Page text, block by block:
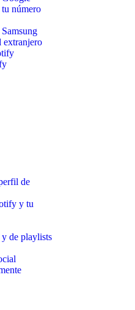
número
extranjero
de
y tu
y de playlists